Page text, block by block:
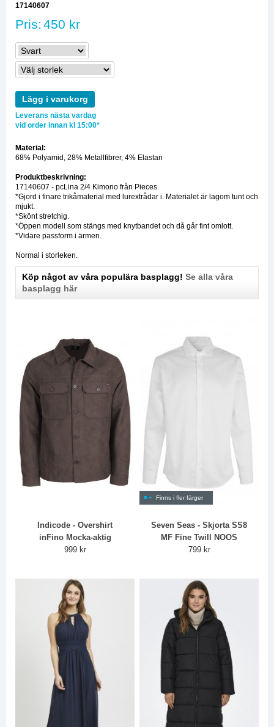
17140607
Pris: 450 kr
Lägg i varukorg
Leverans nästa vardag
vid order innan kl 15:00*
Material:
68% Polyamid, 28% Metallfibrer, 4% Elastan
Produktbeskrivning:
17140607 - pcLina 2/4 Kimono från Pieces.
*Gjord i finare trikåmaterial med lurextrådar i. Materialet är lagom tunt och
mjukt.
*Skönt stretchig.
*Öppen modell som stängs med knytbandet och då går fint omlott.
*Vidare passform i ärmen.
Normal i storleken.
Köp något av våra populära basplagg! Se alla våra
basplagg här
Indicode - Overshirt
inFino Mocka-aktig
999 kr
Finns i fler färger
Seven Seas - Skjorta SS8
MF Fine Twill NOOS
799 kr